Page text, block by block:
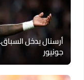
أرسنال يدخل
جونيور